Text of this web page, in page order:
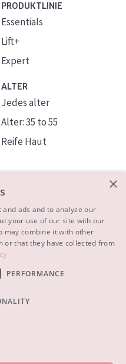
PRODUKTLINIE
Essentials
Lift+
Expert
ALTER
Jedes alter
Alter: 35 to 55
Reife Haut
×
ads and to analyze our
your use of our site with our
may combine it with other
or that they have collected from
PERFORMANCE